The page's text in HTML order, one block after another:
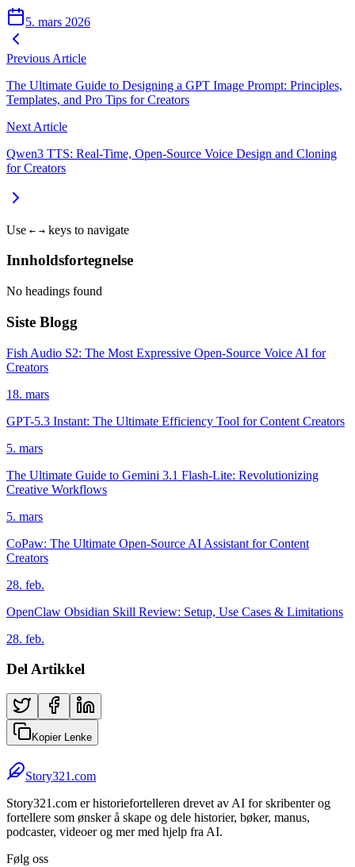
5. mars 2026
Previous Article
The Ultimate Guide to Designing a GPT Image Prompt: Principles,
Templates, and Pro Tips for Creators
Next Article
Qwen3 TTS: Real-Time, Open-Source Voice Design and Cloning
for Creators
Use ← → keys to navigate
Innholdsfortegnelse
No headings found
Siste Blogg
Fish Audio S2: The Most Expressive Open-Source Voice AI for
Creators
18. mars
GPT-5.3 Instant: The Ultimate Efficiency Tool for Content Creators
5. mars
The Ultimate Guide to Gemini 3.1 Flash-Lite: Revolutionizing
Creative Workflows
5. mars
CoPaw: The Ultimate Open-Source AI Assistant for Content
Creators
28. feb.
OpenClaw Obsidian Skill Review: Setup, Use Cases & Limitations
28. feb.
Del Artikkel
Kopier Lenke
Story321.com
Story321.com er historiefortelleren drevet av AI for skribenter og
fortellere som ønsker å skape og dele historier, bøker, manus,
podcaster, videoer og mer med hjelp fra AI.
Følg oss